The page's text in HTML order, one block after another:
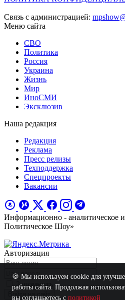
Связь с администрацией:
Меню сайта
СВО
Политика
Россия
Украина
Жизнь
Мир
ИноСМИ
Эксклюзив
Наша редакция
Редакция
Реклама
Пресс релизы
Техподдержка
Спецпроекты
Вакансии
Информационно - аналитическое
Политическое Шоу»
Авторизация
Запомнить
🍪 Мы используем cookie для
работы сайта. Продолжая
вы соглашаетесь с политикой